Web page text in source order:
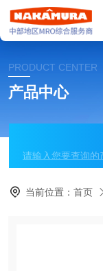
PRODUCT CENTER
产品中心
当前位置：首页